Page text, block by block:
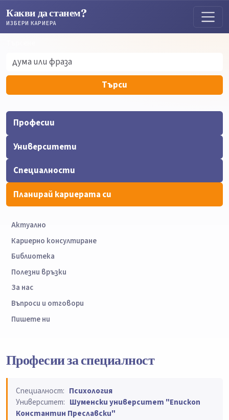
Какви да станем?
ИЗБЕРИ КАРИЕРА
Търси
Професии
Университети
Специалности
Планирай кариерата си
Актуално
Кариерно консултиране
Библиотека
Полезни връзки
За нас
Въпроси и отговори
Пишете ни
Професии за специалност
Специалност: Психология
Университет: Шуменски университет "Епископ
Константин Преславски"